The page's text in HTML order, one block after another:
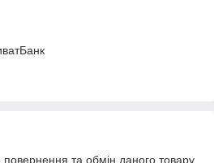
та обмін даного товару